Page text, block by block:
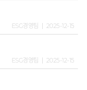
ESG경영팀 2025-12-15
ESG경영팀 2025-12-15